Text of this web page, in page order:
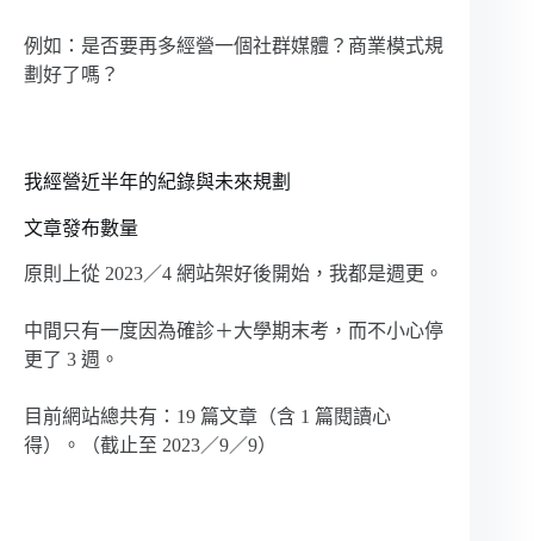
例如：是否要再多經營一個社群媒體？商業模式規
劃好了嗎？
我經營近半年的紀錄與未來規劃
文章發布數量
原則上從 2023／4 網站架好後開始，我都是週更。
中間只有一度因為確診＋大學期末考，而不小心停
更了 3 週。
目前網站總共有：19 篇文章（含 1 篇閱讀心
得）。（截止至 2023／9／9）